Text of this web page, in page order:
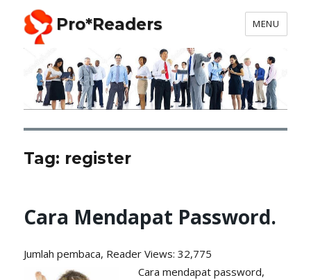
Pro*Readers MENU
Tag: register
Cara Mendapat Password.
Jumlah pembaca, ReaderViews: 32,775
Cara mendapat password,